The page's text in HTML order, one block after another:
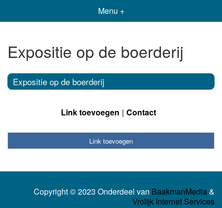
Menu +
Expositie op de boerderij
Expositie op de boerderij
Link toevoegen Contact
Link toevoegen
Copyright © 2023 Onderdeel van BaakmanMedia&
Vrolijk Internet Services